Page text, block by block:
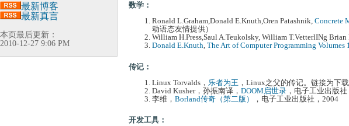
数学：
Ronald L.Graham,Donald E.Knuth,Oren Patashnik, Concrete
动语态友情提供）
William H.Press,Saul A.Teukolsky, William T.VetterlINg
Donald E.Knuth, The Art of Computer Programming Volumes
传记：
Linux Torvalds， 乐者为王 ，Linux之父的传记。链接为下
David Kusher，孙振南译， DOOM启世录 ，电子工业出版
李维， Borland传奇（第二版） ，电子工业出版社，2004
开发工具：
最新博客
最新真言
本页最后更新：
2010-12-27 9:06 PM